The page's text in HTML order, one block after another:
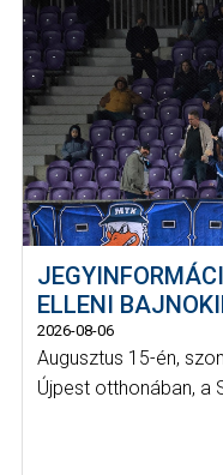
ELLENI
2026-08-06
Augusztus 15-én,
Újpest otthonában, a